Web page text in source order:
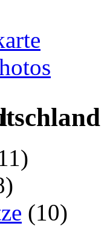
(10)